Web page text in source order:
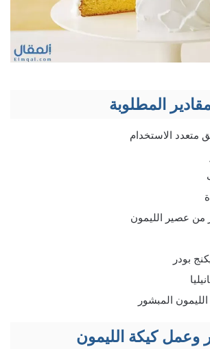
المطلوبة
متعدد الاستخدام
عصير الليمون
بودر
المبشور
وعمل كيكة الليمون